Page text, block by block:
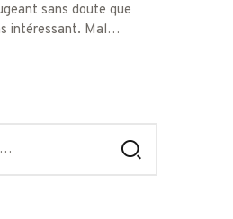
sans doute que
intéressant. Mal…